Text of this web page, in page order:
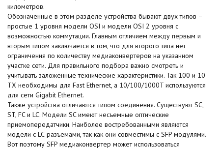
километров.
Обозначенные в этом разделе устройства бывают двух типов –
простые 1 уровня модели OSI и модели OSI 2 уровня с
возможностью коммутации. Главным отличием между первым и
вторым типом заключается в том, что для второго типа нет
ограничения по количеству медиаконвертеров на указанном
участке сети. Для правильного подбора важно смотреть и
учитывать заложенные технические характеристики. Так 100 и 10
TX необходимы для Fast Ethernet, а 10/100/1000T используются
для сети Gigabit Ethernet.
Также устройства отличаются типом соединения. Существуют SC,
ST, FC и LC. Модели SC имеют несъемные оптические
приемопередатчики. Наиболее востребованными являются
модели с LC-разъемами, так как они совместимы с SFP модулями.
Вот поэтому SFP медиаконвертер может использоваться